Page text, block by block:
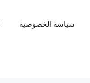
سياسة الخصوصية